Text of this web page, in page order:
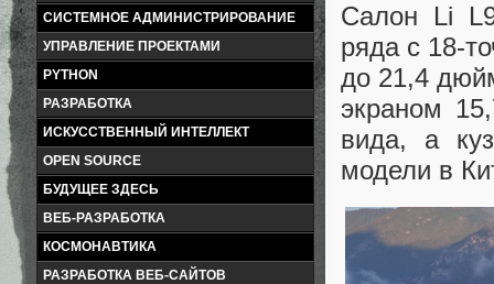
СИСТЕМНОЕ АДМИНИСТРИРОВАНИЕ
УПРАВЛЕНИЕ ПРОЕКТАМИ
PYTHON
РАЗРАБОТКА
ИСКУССТВЕННЫЙ ИНТЕЛЛЕКТ
OPEN SOURCE
БУДУЩЕЕ ЗДЕСЬ
ВЕБ-РАЗРАБОТКА
КОСМОНАВТИКА
РАЗРАБОТКА ВЕБ-САЙТОВ
Салон Li
ряда с 18-
до 21,4
экраном
вида, а
модели в